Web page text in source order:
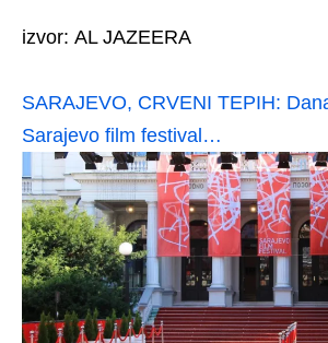
izvor: AL JAZEERA
SARAJEVO, CRVENI TEPIH:
Sarajevo film festival…